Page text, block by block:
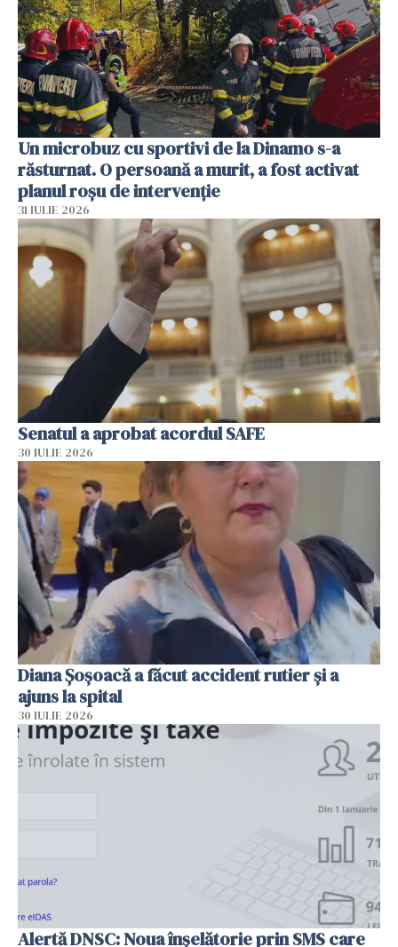
Un microbuz cu sportivi de la Dinamo s-a
răsturnat. O persoană a murit, a fost activat
planul roșu de intervenție
31 IULIE 2026
Senatul a aprobat acordul SAFE
30 IULIE 2026
Diana Șoșoacă a făcut accident rutier și a
ajuns la spital
30 IULIE 2026
Alertă DNSC: Noua înșelătorie prin SMS care